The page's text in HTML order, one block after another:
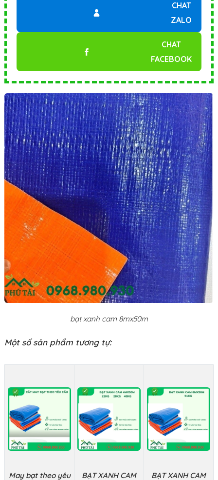
CHAT
ZALO
CHAT
FACEBOOK
bạt xanh cam 8mx50m
Một số sản phẩm tương tự:
May bạt theo yêu BẠT XANH CAM BẠT XANH CAM